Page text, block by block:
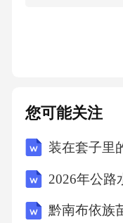
一个珠子也没有
没有写0，十位上
是4，所以写作
珠子的个数，一
3、厘米千克7：
您可能关注
装在套子里